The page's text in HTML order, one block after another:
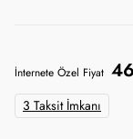
İnternete Özel Fiyat
3 Taksit İmkanı